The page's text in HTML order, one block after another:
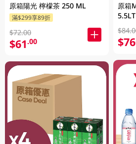
原箱陽光 檸檬茶 250 ML
滿$299享89折
$72.00
$61.00
原箱
5.5LT
$76